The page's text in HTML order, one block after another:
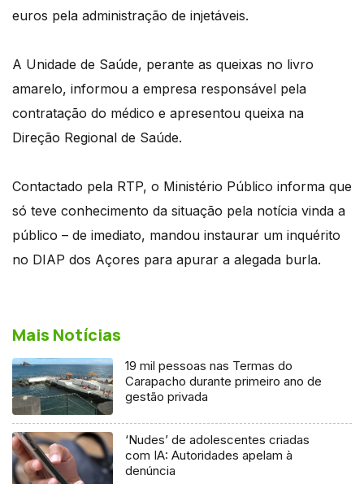
euros pela administração de injetáveis.
A Unidade de Saúde, perante as queixas no livro
amarelo, informou a empresa responsável pela
contratação do médico e apresentou queixa na
Direção Regional de Saúde.
Contactado pela RTP, o Ministério Público informa que
só teve conhecimento da situação pela notícia vinda a
público – de imediato, mandou instaurar um inquérito
no DIAP dos Açores para apurar a alegada burla.
Mais Notícias
19 mil pessoas nas Termas do
Carapacho durante primeiro ano de
gestão privada
‘Nudes’ de adolescentes criadas
com IA: Autoridades apelam à
denúncia